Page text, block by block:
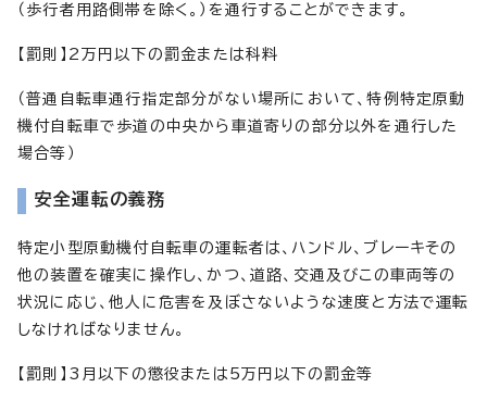
（歩行者用路側帯を除く。）を通行することができます。
【罰則】2万円以下の罰金または科料
（普通自転車通行指定部分がない場所において、特例特定原動
機付自転車で歩道の中央から車道寄りの部分以外を通行した
場合等）
安全運転の義務
特定小型原動機付自転車の運転者は、ハンドル、ブレーキその
他の装置を確実に操作し、かつ、道路、交通及びこの車両等の
状況に応じ、他人に危害を及ぼさないような速度と方法で運転
しなければなりません。
【罰則】3月以下の懲役または5万円以下の罰金等